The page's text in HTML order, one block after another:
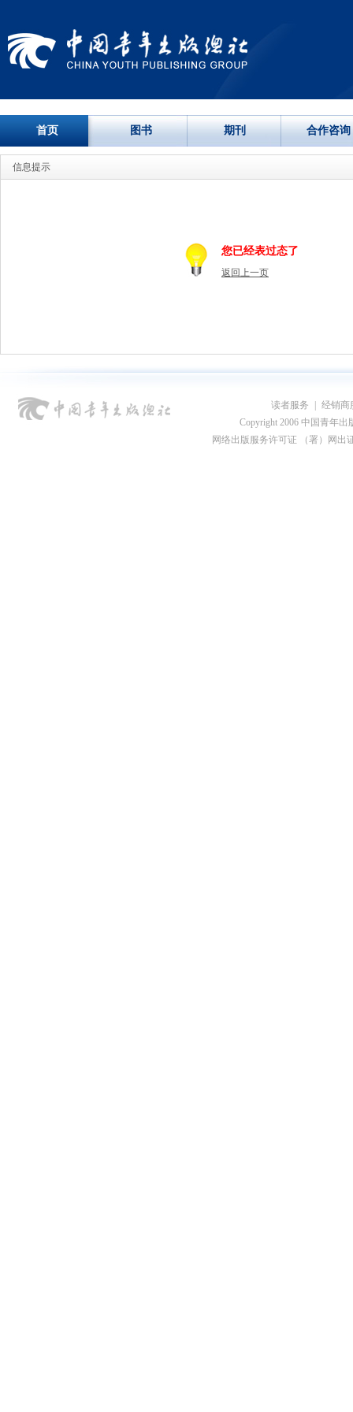
首页 图书 期刊 合作咨询
信息提示
您已经表过态了
返回上一页
读者服务
经销商
Copyright 2006 中国青年出
网络出版服务许可证 （署）网出